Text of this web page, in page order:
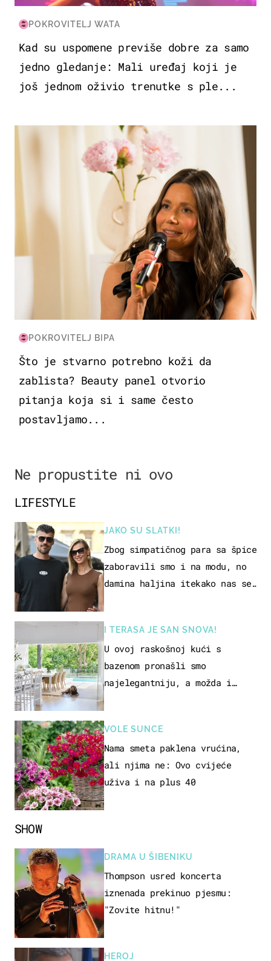
POKROVITELJ WATA
Kad su uspomene previše dobre za samo
jedno gledanje: Mali uređaj koji je
još jednom oživio trenutke s ple...
MODA & LJEPOTA
POKROVITELJ BIPA
Što je stvarno potrebno koži da
zablista? Beauty panel otvorio
pitanja koja si i same često
postavljamo...
Ne propustite ni ovo
SHOW
DRAMA U ŠIBENIKU
Thompson usred koncerta
iznenada prekinuo pjesmu:
"Zovite hitnu!"
HEROJ
LIFESTYLE
JAKO SU SLATKI!
Zbog simpatičnog para sa špice
zaboravili smo i na modu, no
damina haljina itekako nas se
I TERASA JE SAN SNOVA!
U ovoj raskošnoj kući s
bazenom pronašli smo
najelegantniju, a možda i
VOLE SUNCE
Nama smeta paklena vrućina,
ali njima ne: Ovo cvijeće
uživa i na plus 40